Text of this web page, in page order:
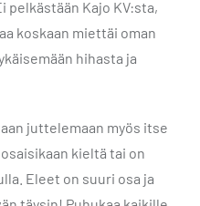
pelkästään Kajo KV:sta,
koskaan miettäi oman
hihasta ja
juttelemaan myös itse
kieltä tai on
Eleet on suuri osa ja